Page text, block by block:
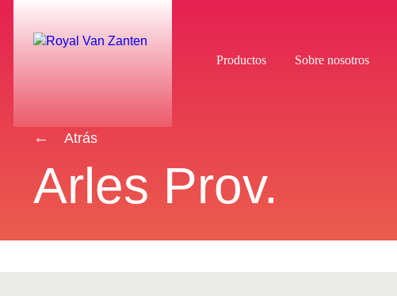
Productos Sobre nosotros
Atrás
Arles Prov.